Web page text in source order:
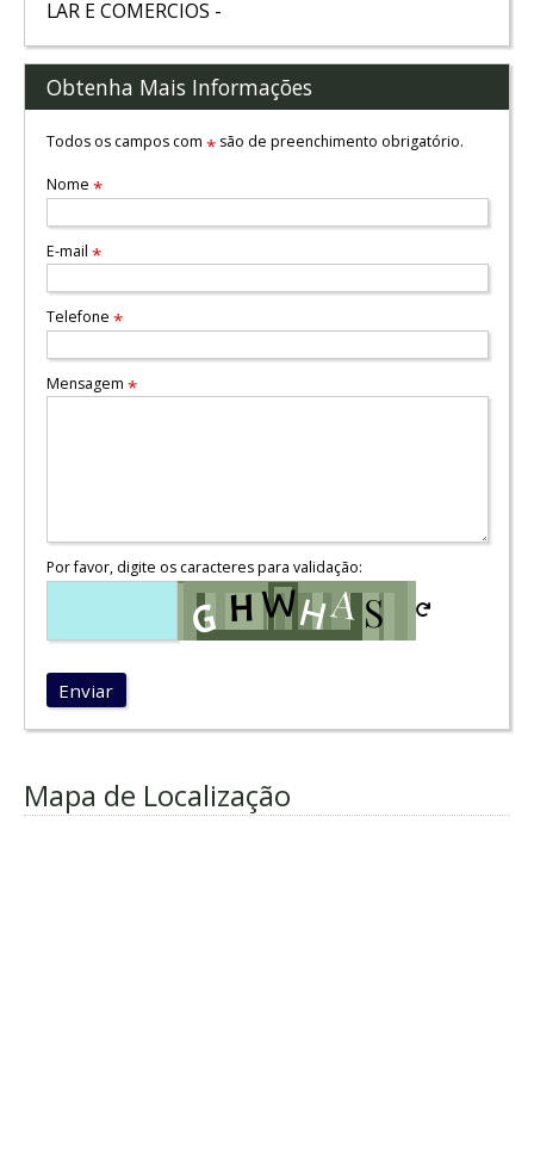
LAR E COMERCIOS -
Obtenha Mais Informações
Todos os campos com *são de preenchimento obrigatório.
Nome *
E-mail *
Telefone *
Mensagem *
Por favor, digite os caracteres para validação:
Enviar
Mapa de Localização